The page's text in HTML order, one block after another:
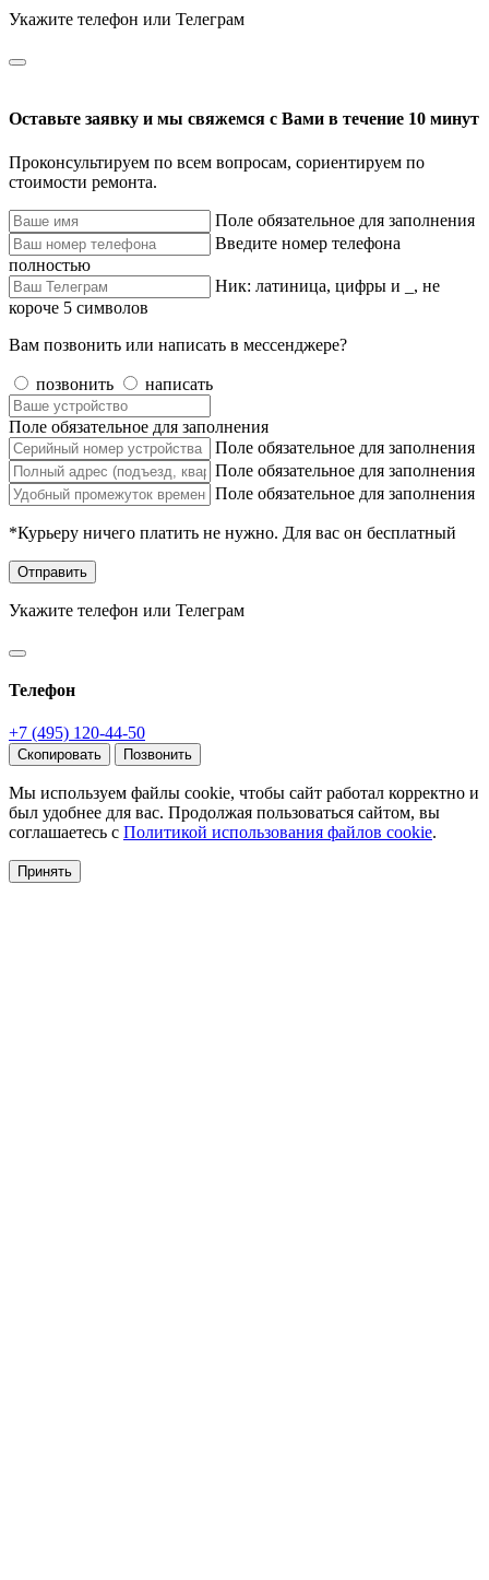
Укажите телефон или Телеграм
Оставьте заявку и мы свяжемся с Вами в течение 10 минут
Проконсультируем по всем вопросам, сориентируем по
стоимости ремонта.
Поле обязательное для заполнения
Введите номер телефона
полностью
Ник: латиница, цифры и _, не
короче 5 символов
Вам позвонить или написать в мессенджере?
позвонить написать
Поле обязательное для заполнения
Поле обязательное для заполнения
Поле обязательное для заполнения
Поле обязательное для заполнения
*Курьеру ничего платить не нужно. Для вас он бесплатный
Отправить
Укажите телефон или Телеграм
Телефон
+7 (495) 120-44-50
Скопировать Позвонить
Мы используем файлы cookie, чтобы сайт работал корректно и
был удобнее для вас. Продолжая пользоваться сайтом, вы
соглашаетесь с Политикой использования файлов cookie.
Принять